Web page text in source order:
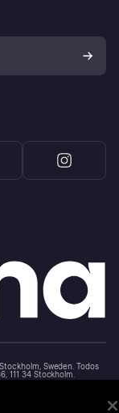
Sweden. Todos
111 34 Stockholm.